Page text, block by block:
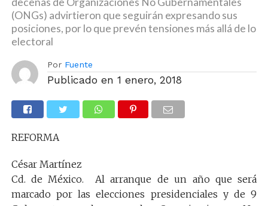
(ONGs) advirtieron que seguirán expresando sus
posiciones, por lo que prevén tensiones más allá de lo
electoral
Por Fuente
Publicado en 1 enero, 2018
REFORMA
César Martínez
Cd. de México. Al arranque de un año que será
marcado por las elecciones presidenciales y de 9